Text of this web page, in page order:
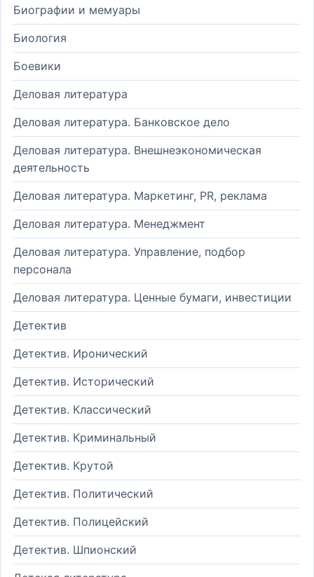
Биографии и мемуары
Биология
Боевики
Деловая литература
Деловая литература. Банковское дело
Деловая литература. Внешнеэкономическая
деятельность
Деловая литература. Маркетинг, PR, реклама
Деловая литература. Менеджмент
Деловая литература. Управление, подбор
персонала
Деловая литература. Ценные бумаги, инвестиции
Детектив
Детектив. Иронический
Детектив. Исторический
Детектив. Классический
Детектив. Криминальный
Детектив. Крутой
Детектив. Политический
Детектив. Полицейский
Детектив. Шпионский